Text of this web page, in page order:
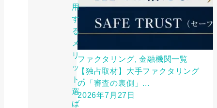
用
す
る
メ
リ
ッ
ト・
選
ば
ファクタリング, 金融機関一覧
【独占取材】大手ファクタリング
の「審査の裏側」...
2026年7月27日